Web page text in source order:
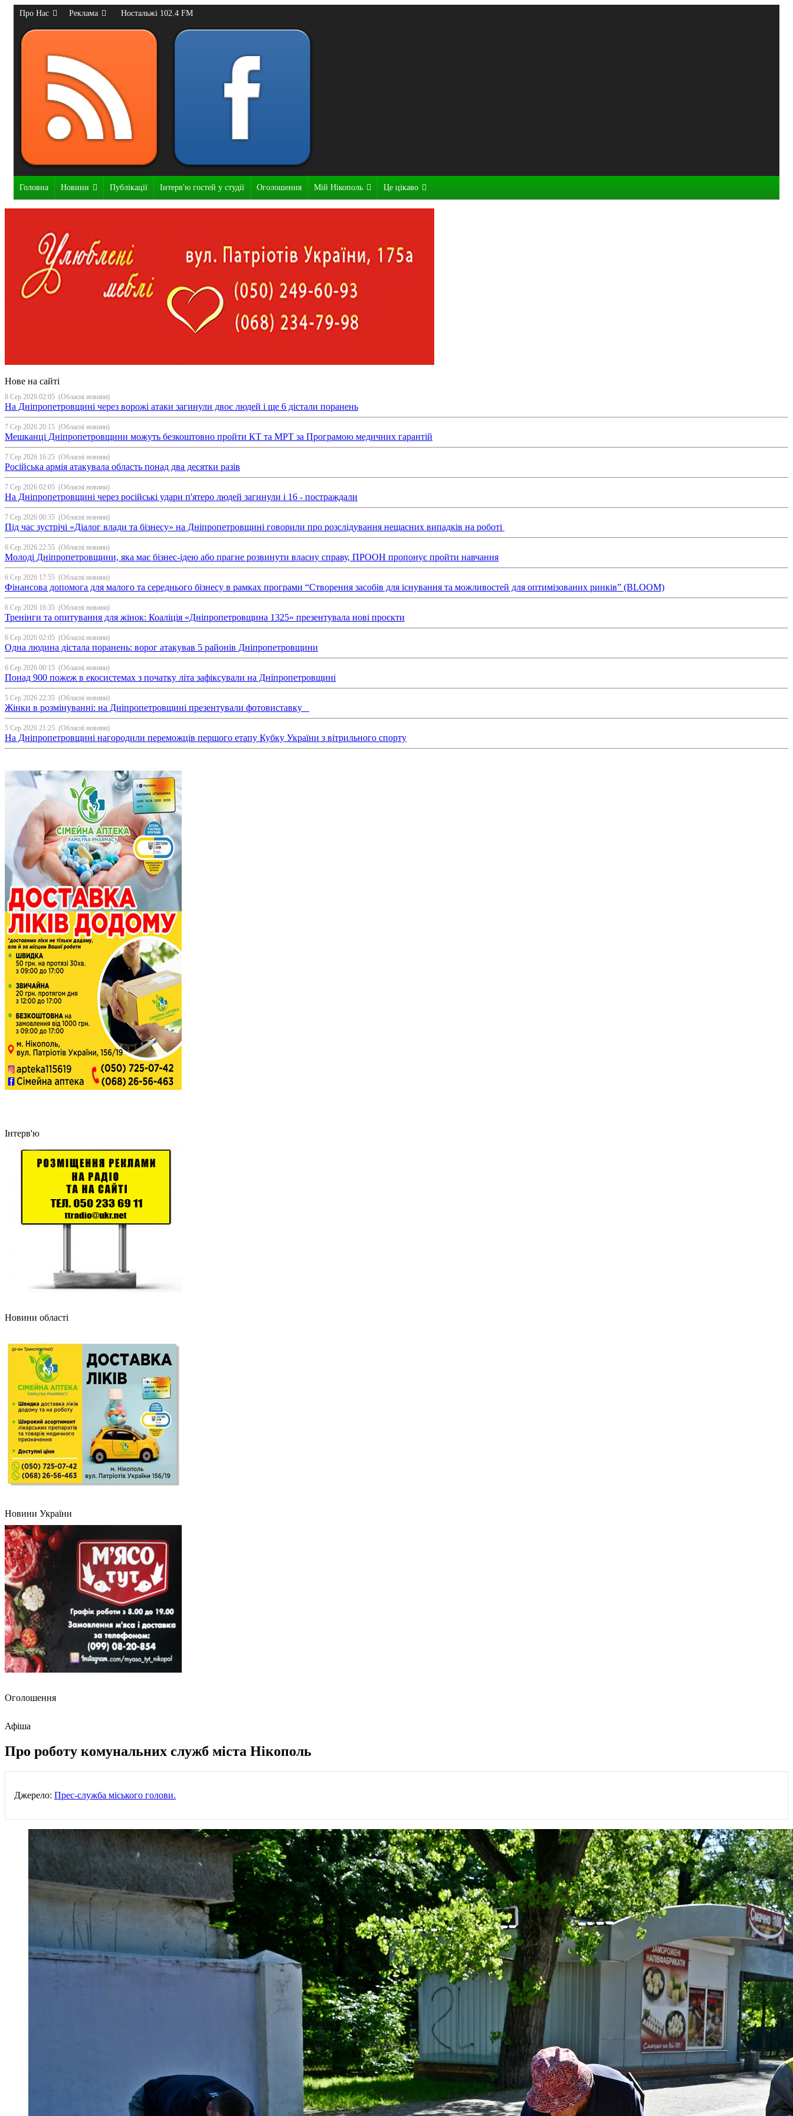
Про Нас Реклама Ностальжі 102.4 FM
Головна Новини Публікації Інтерв'ю гостей у студії Оголошення Мій Нікополь Це цікаво
Нове на сайті
8 Сер 2026 02:05 (Обласні новини)
На Дніпропетровщині через ворожі атаки загинули двоє людей і ще 6 дістали поранень
7 Сер 2026 20:15 (Обласні новини)
Мешканці Дніпропетровщини можуть безкоштовно пройти КТ та МРТ за Програмою медичних гарантій
7 Сер 2026 16:25 (Обласні новини)
Російська армія атакувала область понад два десятки разів
7 Сер 2026 02:05 (Обласні новини)
На Дніпропетровщині через російські удари п'ятеро людей загинули і 16 - постраждали
7 Сер 2026 00:35 (Обласні новини)
Під час зустрічі «Діалог влади та бізнесу» на Дніпропетровщині говорили про розслідування нещасних випадків на роботі
6 Сер 2026 22:55 (Обласні новини)
Молоді Дніпропетровщини, яка має бізнес-ідею або прагне розвинути власну справу, ПРООН пропонує пройти навчання
6 Сер 2026 17:55 (Обласні новини)
Фінансова допомога для малого та середнього бізнесу в рамках програми “Створення засобів для існування та можливостей для оптимізованих ринків” (BLOOM)
6 Сер 2026 16:35 (Обласні новини)
Тренінги та опитування для жінок: Коаліція «Дніпропетровщина 1325» презентувала нові проєкти
6 Сер 2026 02:05 (Обласні новини)
Одна людина дістала поранень: ворог атакував 5 районів Дніпропетровщини
6 Сер 2026 00:15 (Обласні новини)
Понад 900 пожеж в екосистемах з початку літа зафіксували на Дніпропетровщині
5 Сер 2026 22:35 (Обласні новини)
Жінки в розмінуванні: на Дніпропетровщині презентували фотовиставку
5 Сер 2026 21:25 (Обласні новини)
На Дніпропетровщині нагородили переможців першого етапу Кубку України з вітрильного спорту
Інтерв'ю
Новини області
Новини України
Оголошення
Афіша
Про роботу комунальних служб міста Нікополь
Джерело: Прес-служба міського голови.